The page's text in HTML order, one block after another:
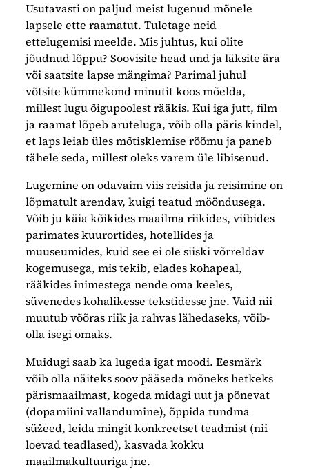
Usutavasti on paljud meist lugenud mõnele
lapsele ette raamatut. Tuletage neid
ettelugemisi meelde. Mis juhtus, kui olite
jõudnud lõppu? Soovisite head und ja läksite ära
või saatsite lapse mängima? Parimal juhul
võtsite kümmekond minutit koos mõelda,
millest lugu õigupoolest rääkis. Kui iga jutt, film
ja raamat lõpeb aruteluga, võib olla päris kindel,
et laps leiab üles mõtisklemise rõõmu ja paneb
tähele seda, millest oleks varem üle libisenud.
Lugemine on odavaim viis reisida ja reisimine on
lõpmatult arendav, kuigi teatud mööndusega.
Võib ju käia kõikides maailma riikides, viibides
parimates kuurortides, hotellides ja
muuseumides, kuid see ei ole siiski võrreldav
kogemusega, mis tekib, elades kohapeal,
rääkides inimestega nende oma keeles,
süvenedes kohalikesse tekstidesse jne. Vaid nii
muutub võõras riik ja rahvas lähedaseks, võib-
olla isegi omaks.
Muidugi saab ka lugeda igat moodi. Eesmärk
võib olla näiteks soov pääseda mõneks hetkeks
pärismaailmast, kogeda midagi uut ja põnevat
(dopamiini vallandumine), õppida tundma
süžeed, leida mingit konkreetset teadmist (nii
loevad teadlased), kasvada kokku
maailmakultuuriga jne.